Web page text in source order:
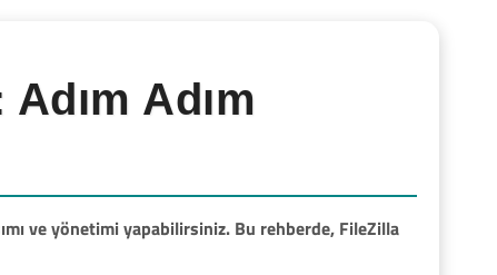
Adım
ve yönetimi yapabilirsiniz. Bu rehberde, FileZilla